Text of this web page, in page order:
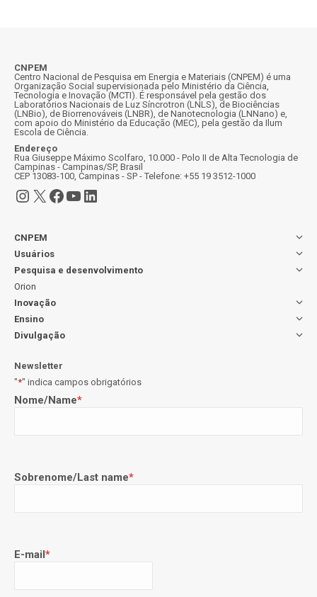
CNPEM
Centro Nacional de Pesquisa em Energia e Materiais (CNPEM) é uma
Organização Social supervisionada pelo Ministério da Ciência,
Tecnologia e Inovação (MCTI). É responsável pela gestão dos
Laboratórios Nacionais de Luz Síncrotron (LNLS), de Biociências
(LNBio), de Biorrenováveis (LNBR), de Nanotecnologia (LNNano) e,
com apoio do Ministério da Educação (MEC), pela gestão da Ilum
Escola de Ciência.
Endereço
Rua Giuseppe Máximo Scolfaro, 10.000 - Polo II de Alta Tecnologia de
Campinas - Campinas/SP, Brasil
CEP 13083-100, Campinas - SP - Telefone: +55 19 3512-1000
Instagram
X Facebook
Youtube
LinkedIn
CNPEM
Usuários
Pesquisa e desenvolvimento
Orion
Inovação
Ensino
Divulgação
Newsletter
"*" indica campos obrigatórios
Nome/Name*
Sobrenome/Last name*
E-mail*